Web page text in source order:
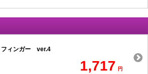
フィンガー ver.4
1,717 円